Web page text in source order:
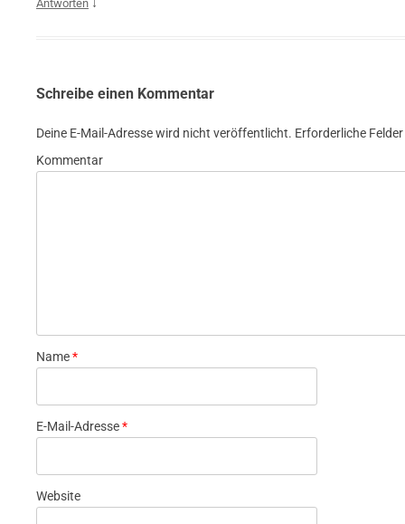
Antworten
Schreibe einen Kommentar
Deine E-Mail-Adresse wird nicht veröffentlicht. Erforderliche
Kommentar
Name*
E-Mail-Adresse*
Website